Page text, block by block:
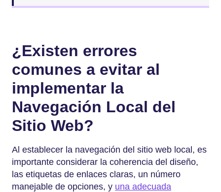
¿Existen errores
comunes a evitar al
implementar la
Navegación Local del
Sitio Web?
Al establecer la navegación del sitio web local, es
importante considerar la coherencia del diseño,
las etiquetas de enlaces claras, un número
manejable de opciones, y una adecuada